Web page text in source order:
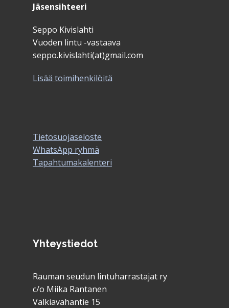
Jäsensihteeri
Seppo Kivislahti
Vuoden lintu -vastaava
seppo.kivislahti(at)gmail.com
Lisää toimihenkilöitä
Tietosuojaseloste
WhatsApp ryhmä
Tapahtumakalenteri
Yhteystiedot
Rauman seudun lintuharrastajat ry
c/o Miika Rantanen
Valkiavahantie 15